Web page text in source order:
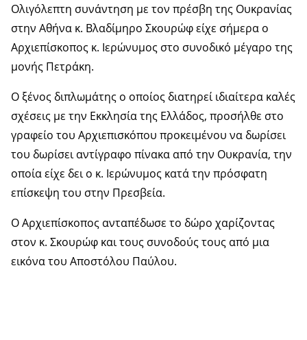
Ολιγόλεπτη συνάντηση με τον πρέσβη της Ουκρανίας
στην Αθήνα κ. Βλαδίμηρο Σκουρώφ είχε σήμερα ο
Αρχιεπίσκοπος κ. Ιερώνυμος στο συνοδικό μέγαρο της
μονής Πετράκη.
Ο ξένος διπλωμάτης ο οποίος διατηρεί ιδιαίτερα καλές
σχέσεις με την Εκκλησία της Ελλάδος, προσήλθε στο
γραφείο του Αρχιεπισκόπου προκειμένου να δωρίσει
του δωρίσει αντίγραφο πίνακα από την Ουκρανία, την
οποία είχε δει ο κ. Ιερώνυμος κατά την πρόσφατη
επίσκεψη του στην Πρεσβεία.
Ο Αρχιεπίσκοπος ανταπέδωσε το δώρο χαρίζοντας
στον κ. Σκουρώφ και τους συνοδούς τους από μια
εικόνα του Αποστόλου Παύλου.